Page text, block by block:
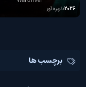
2026دلهره آور
برچسب ها